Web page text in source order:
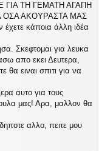
ΤΗ ΓΕΜΑΤΗ ΑΓΑΠΗ
ΟΣΑ ΑΚΟΥΡΑΣΤΑ ΜΑΣ
κάποια άλλη ιδέα
Σκεφτομαι για λευκα
απο εκει Δευτερα,
θα ειναι σπιτι για να
αυτο για τους
μας! Αρα, μαλλον θα
αλλο, πειτε μου